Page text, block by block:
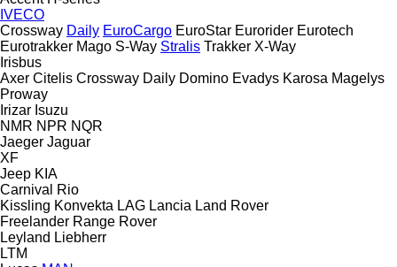
IVECO
Crossway Daily EuroCargo EuroStar Eurorider Eurotech
Eurotrakker Mago S-Way Stralis Trakker X-Way
Irisbus
Axer Citelis Crossway Daily Domino Evadys Karosa Magelys
Proway
Irizar Isuzu
NMR NPR NQR
Jaeger Jaguar
XF
Jeep KIA
Carnival
Rio
Kissling Konvekta LAG Lancia Land Rover
Freelander Range Rover
Leyland Liebherr
LTM